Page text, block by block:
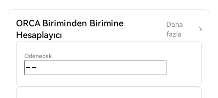
ORCA Biriminden Birimine
Hesaplayıcı
Daha
fazla
Ödenecek